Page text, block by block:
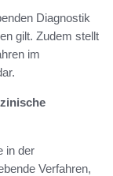
Diagnostik
gilt. Zudem stellt
im
in der
Verfahren,